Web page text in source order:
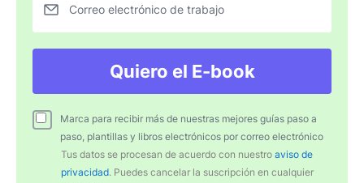
Correo electrónico de trabajo
Quiero el E-book
Marca para recibir más de nuestras mejores guías paso a
paso, plantillas y libros electrónicos por correo electrónico
Tus datos se procesan de acuerdo con nuestro aviso de
privacidad. Puedes cancelar la suscripción en cualquier